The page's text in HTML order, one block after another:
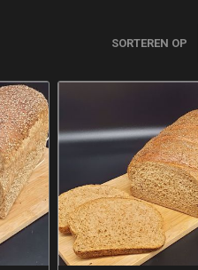
SORTEREN OP